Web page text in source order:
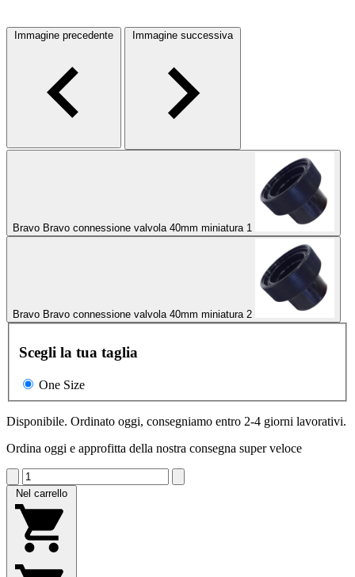
Immagine precedente Immagine successiva
Bravo Bravo connessione valvola 40mm miniatura 1
Bravo Bravo connessione valvola 40mm miniatura 2
Scegli la tua taglia
One Size
Disponibile. Ordinato oggi, consegniamo entro 2-4 giorni lavorativi.
Ordina oggi e approfitta della nostra consegna super veloce
Nel carrello